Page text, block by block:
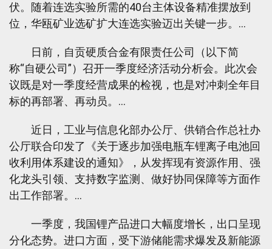
伏。随着连选实验所需的40台主体设备精准摆放到
位，华瓯矿业选矿扩大连选实验迈出关键一步。…
日前，自贡硬质合金有限责任公司（以下简
称“自硬公司”）召开一季度经济活动分析会。此次会
议既是对一季度经营成果的检视，也是对冲刺全年目
标的再部署、再动员。…
近日，工业与信息化部办公厅、供销合作总社办
公厅联合印发了《关于逐步加强电瓶车锂离子电池回
收利用体系建设的通知》，从发挥现有资源作用、强
化龙头引领、支持数字监测、做好协同保障等方面作
出工作部署。…
一季度，我国锂产品进口大幅度增长，出口呈现
分化态势。进口方面，受下游储能需求爆发及新能源